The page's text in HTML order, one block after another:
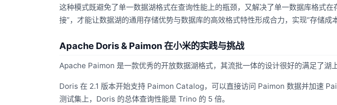
这种模式既避免了单一数据湖格式在查询性能上的瓶颈，又解决了单一数据库格式
接”，才能让数据湖的通用存储优势与数据库的高效格式特性形成合力，实现“存储成
Apache Doris & Paimon 在小米的实践与挑战
Apache Paimon 是一款优秀的开放数据湖格式，其流批一体的设计很好的满足了湖
Doris 在 2.1 版本开始支持 Paimon Catalog，可以直接访问 Paimon 数据并加速
测试集上，Doris 的总体查询性能是 Trino 的 5 倍。